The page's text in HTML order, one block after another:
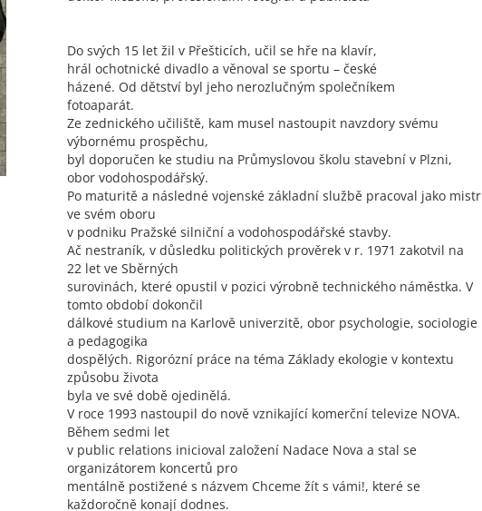
Do svých 15 let žil v Přešticích, učil se hře na klavír,
hrál ochotnické divadlo a věnoval se sportu – české
házené. Od dětství byl jeho nerozlučným společníkem
fotoaparát.
Ze zednického učiliště, kam musel nastoupit navzdory svému
výbornému prospěchu,
byl doporučen ke studiu na Průmyslovou školu stavební v Plzni,
obor vodohospodářský.
Po maturitě a následné vojenské základní službě pracoval jako mistr
ve svém oboru
v podniku Pražské silniční a vodohospodářské stavby.
Ač nestraník, v důsledku politických prověrek v r. 1971 zakotvil na
22 let ve Sběrných
surovinách, které opustil v pozici výrobně technického náměstka. V
tomto období dokončil
dálkové studium na Karlově univerzitě, obor psychologie, sociologie
a pedagogika
dospělých. Rigorózní práce na téma Základy ekologie v kontextu
způsobu života
byla ve své době ojedinělá.
V roce 1993 nastoupil do nově vznikající komerční televize NOVA.
Během sedmi let
v public relations inicioval založení Nadace Nova a stal se
organizátorem koncertů pro
mentálně postižené s názvem Chceme žít s vámi!, které se
každoročně konají dodnes.